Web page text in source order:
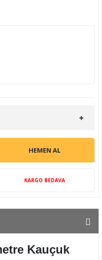
HEMEN AL
KARGO BEDAVA
Kauçuk